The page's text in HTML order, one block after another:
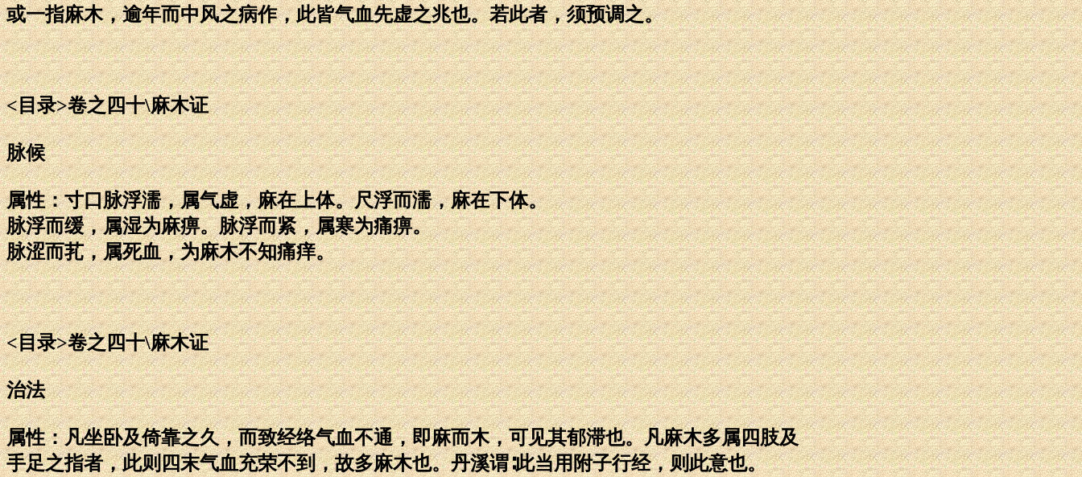
或一指麻木，逾年而中风之病作，此皆气血先虚之兆也。若此者，须预调之。
<目录>卷之四十\麻木证
脉候
属性：寸口脉浮濡，属气虚，麻在上体。尺浮而濡，麻在下体。
脉浮而缓，属湿为麻痹。脉浮而紧，属寒为痛痹。
脉涩而芤，属死血，为麻木不知痛痒。
<目录>卷之四十\麻木证
治法
属性：凡坐卧及倚靠之久，而致经络气血不通，即麻而木，可见其郁滞也。凡麻木多属四肢及
手足之指者，此则四末气血充荣不到，故多麻木也。丹溪谓∶此当用附子行经，则此意也。